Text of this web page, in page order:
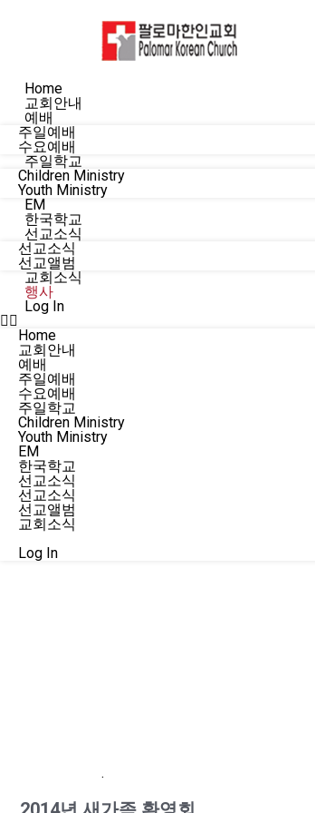
Home
교회안내
예배
주일예배
수요예배
주일학교
Children Ministry
Youth Ministry
EM
한국학교
선교소식
선교소식
선교앨범
교회소식
행사
Log In
Home
교회안내
예배
주일예배
수요예배
주일학교
Children Ministry
Youth Ministry
EM
한국학교
선교소식
선교소식
선교앨범
교회소식
Log In
.